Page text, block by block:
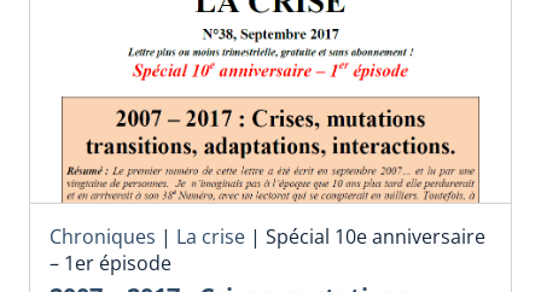
Chroniques | La crise | Spécial 10e anniversaire
– 1er épisode